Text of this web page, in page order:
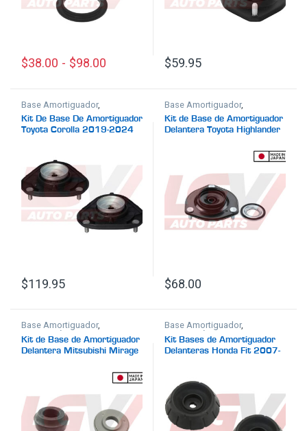
$38.00 - $98.00
Este producto tiene múltiples variantes. Las opciones se
$59.95
Base Amortiguador,
Suspensión
Kit De Base De Amortiguador
Toyota Corolla 2019-2024
$119.95
Base Amortiguador,
Suspensión
Kit de Base de Amortiguador
Delantera Toyota Highlander
$68.00
Base Amortiguador,
Suspensión
Kit de Base de Amortiguador
Delantera Mitsubishi Mirage
Base Amortiguador,
Suspensión
Kit Bases de Amortiguador
Delanteras Honda Fit 2007-